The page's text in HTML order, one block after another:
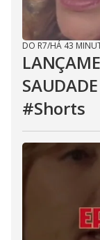
DO R7/HÁ 43
#Shorts